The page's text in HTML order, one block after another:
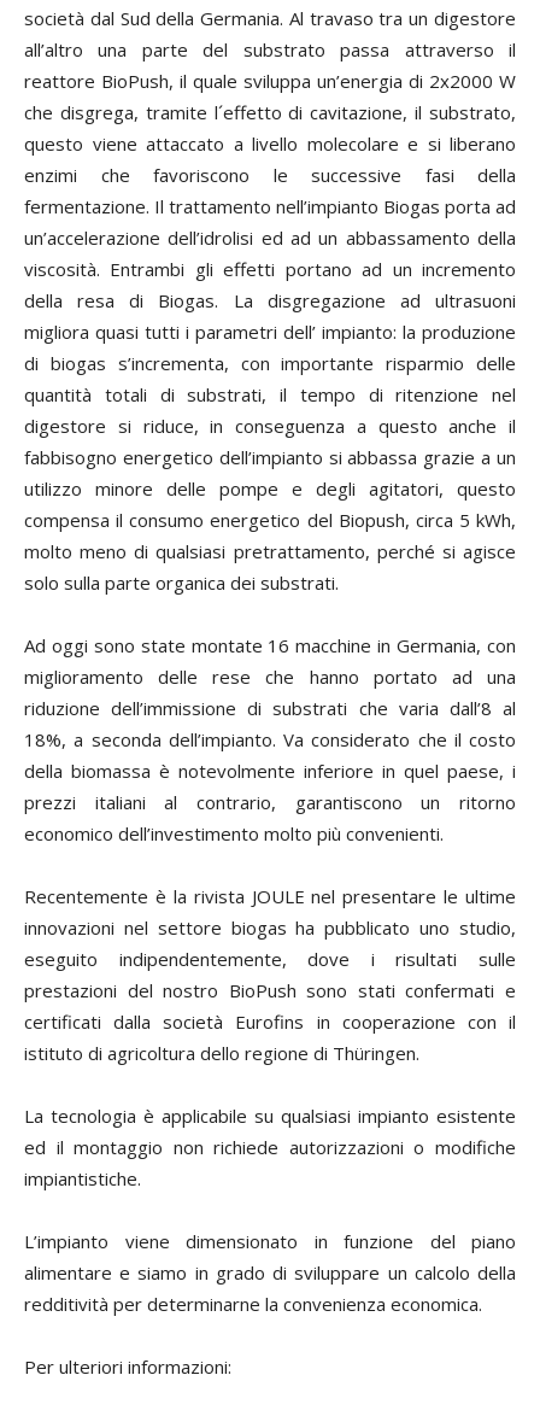
società dal Sud della Germania. Al travaso tra un digestore
all’altro una parte del substrato passa attraverso il
reattore BioPush, il quale sviluppa un’energia di 2x2000 W
che disgrega, tramite l´effetto di cavitazione, il substrato,
questo viene attaccato a livello molecolare e si liberano
enzimi che favoriscono le successive fasi della
fermentazione. Il trattamento nell’impianto Biogas porta ad
un’accelerazione dell’idrolisi ed ad un abbassamento della
viscosità. Entrambi gli effetti portano ad un incremento
della resa di Biogas. La disgregazione ad ultrasuoni
migliora quasi tutti i parametri dell’ impianto: la produzione
di biogas s’incrementa, con importante risparmio delle
quantità totali di substrati, il tempo di ritenzione nel
digestore si riduce, in conseguenza a questo anche il
fabbisogno energetico dell’impianto si abbassa grazie a un
utilizzo minore delle pompe e degli agitatori, questo
compensa il consumo energetico del Biopush, circa 5 kWh,
molto meno di qualsiasi pretrattamento, perché si agisce
solo sulla parte organica dei substrati.
Ad oggi sono state montate 16 macchine in Germania, con
miglioramento delle rese che hanno portato ad una
riduzione dell’immissione di substrati che varia dall’8 al
18%, a seconda dell’impianto. Va considerato che il costo
della biomassa è notevolmente inferiore in quel paese, i
prezzi italiani al contrario, garantiscono un ritorno
economico dell’investimento molto più convenienti.
Recentemente è la rivista JOULE nel presentare le ultime
innovazioni nel settore biogas ha pubblicato uno studio,
eseguito indipendentemente, dove i risultati sulle
prestazioni del nostro BioPush sono stati confermati e
certificati dalla società Eurofins in cooperazione con il
istituto di agricoltura dello regione di Thüringen.
La tecnologia è applicabile su qualsiasi impianto esistente
ed il montaggio non richiede autorizzazioni o modifiche
impiantistiche.
L’impianto viene dimensionato in funzione del piano
alimentare e siamo in grado di sviluppare un calcolo della
redditività per determinarne la convenienza economica.
Per ulteriori informazioni: